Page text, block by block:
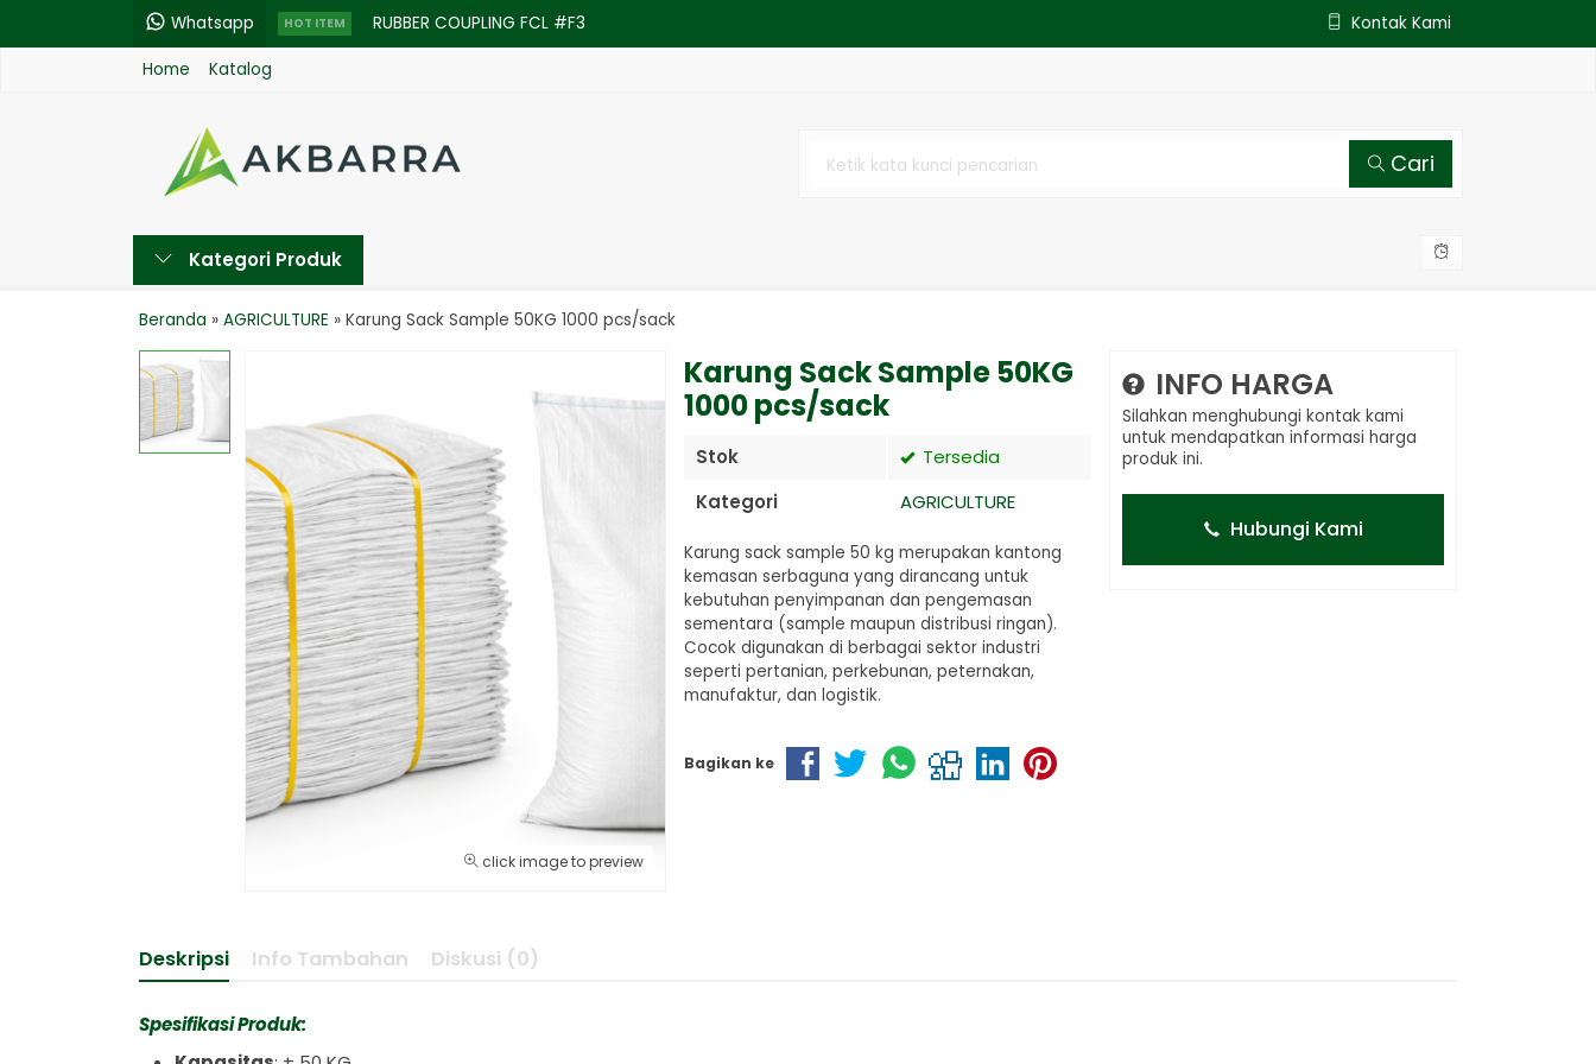
Whatsapp HOT ITEM RUBBER COUPLING FCL #F3
POWERPACK - MESIN PEDAL FOOD SEALER PENYEGEL PLAST
REUSABLE HOME ACCESSORIES FURNITURE OFFICE BOTTLE
Kontak Kami
Home Katalog
Cari
Kategori Produk
Beranda » AGRICULTURE » Karung Sack Sample 50KG 1000 pcs/sack
click image to preview
Karung Sack Sample 50KG
1000 pcs/sack
Stok
Tersedia
Kategori
AGRICULTURE
Karung sack sample 50 kg merupakan kantong
kemasan serbaguna yang dirancang untuk
kebutuhan penyimpanan dan pengemasan
sementara (sample maupun distribusi ringan).
Cocok digunakan di berbagai sektor industri
seperti pertanian, perkebunan, peternakan,
manufaktur, dan logistik.
INFO HARGA
Silahkan menghubungi kontak kami
untuk mendapatkan informasi harga
produk ini.
Hubungi Kami
Bagikan ke
Deskripsi Info Tambahan Diskusi (0)
Spesifikasi Produk: